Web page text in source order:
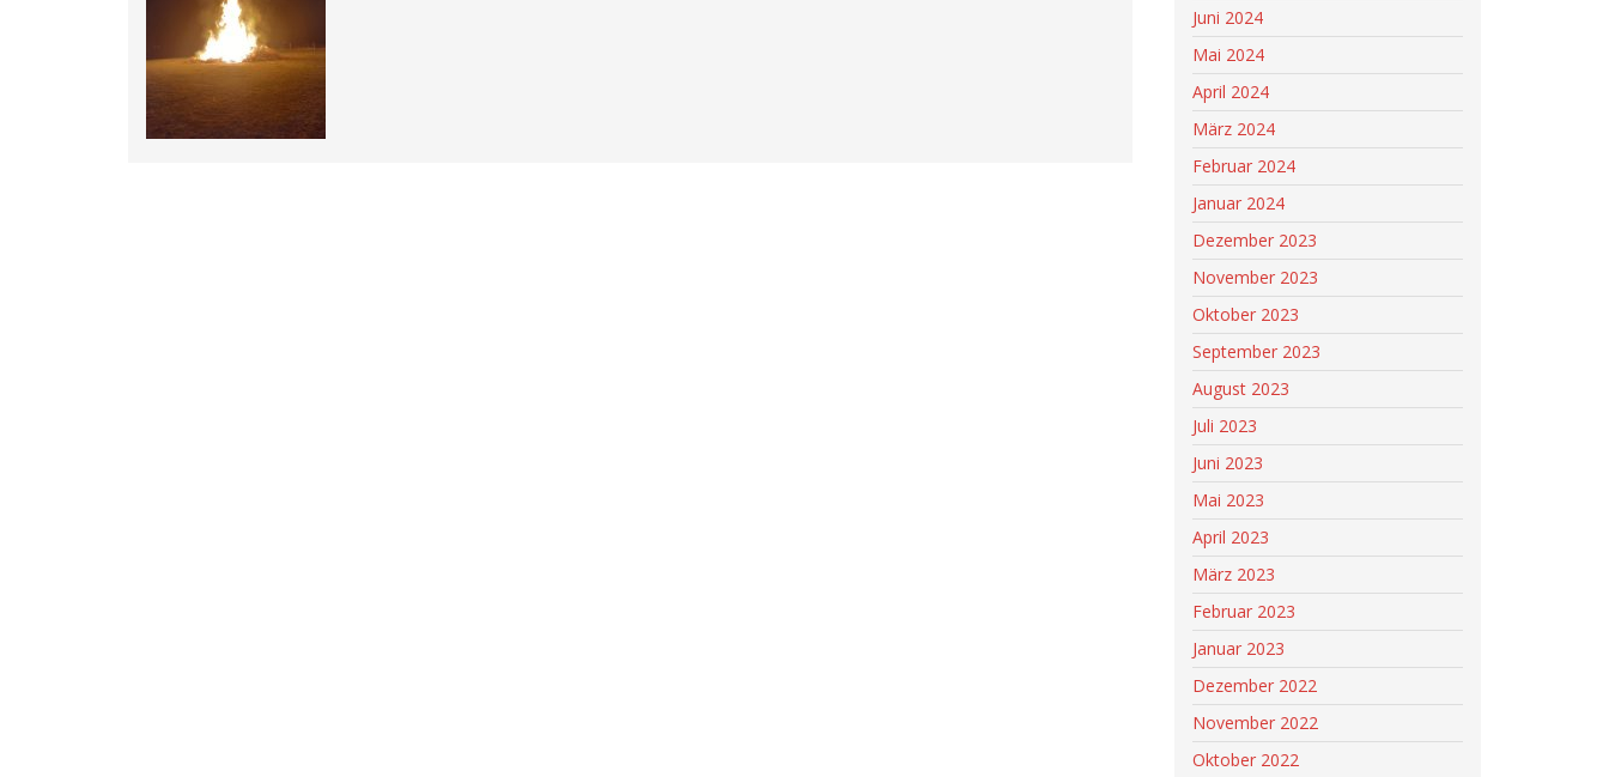
Juni 2024
Mai 2024
April 2024
März 2024
Februar 2024
Januar 2024
Dezember 2023
November 2023
Oktober 2023
September 2023
August 2023
Juli 2023
Juni 2023
Mai 2023
April 2023
März 2023
Februar 2023
Januar 2023
Dezember 2022
November 2022
Oktober 2022